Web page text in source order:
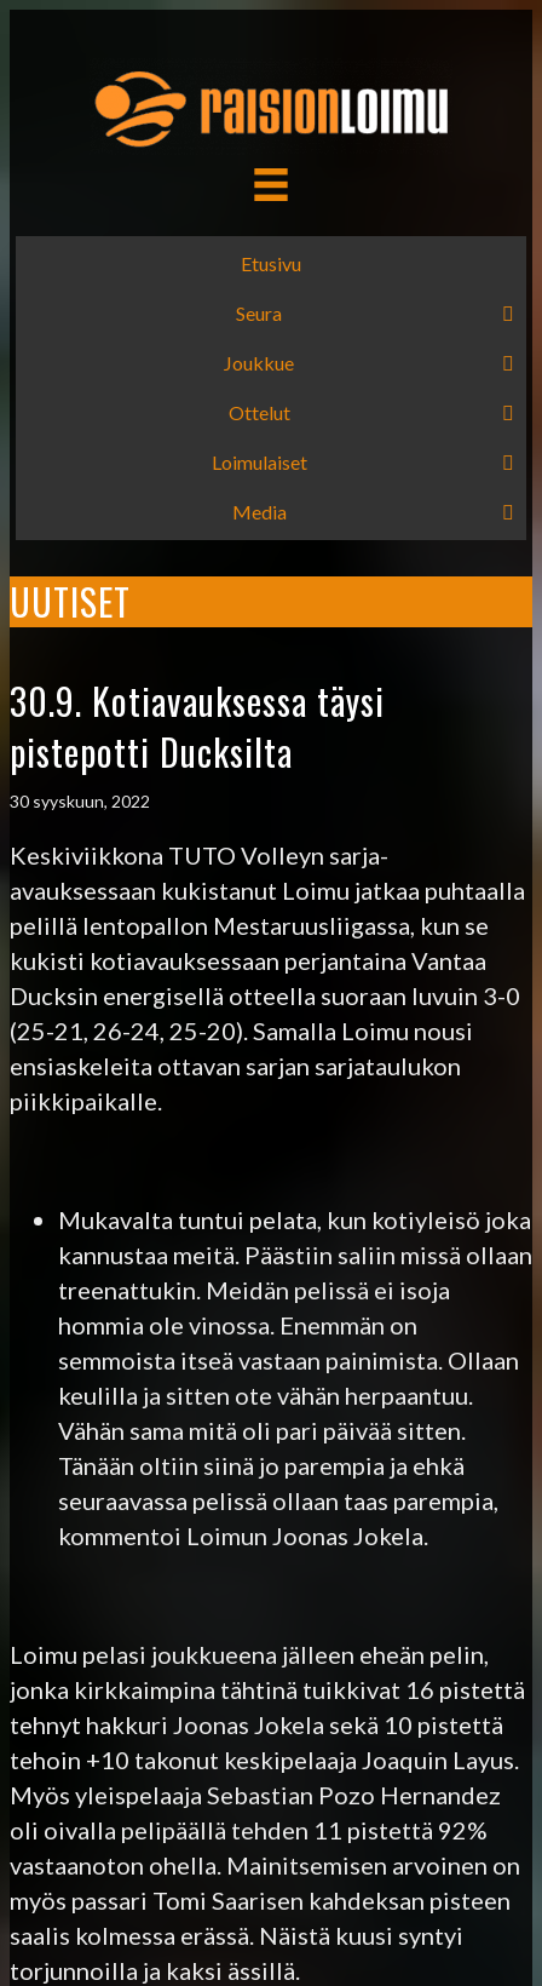
Etusivu
Seura
Joukkue
Ottelut
Loimulaiset
Media
UUTISET
30.9. Kotiavauksessa täysi
pistepotti Ducksilta
30 syyskuun, 2022
Keskiviikkona TUTO Volleyn sarja-
avauksessaan kukistanut Loimu jatkaa puhtaalla
pelillä lentopallon Mestaruusliigassa, kun se
kukisti kotiavauksessaan perjantaina Vantaa
Ducksin energisellä otteella suoraan luvuin 3-0
(25-21, 26-24, 25-20). Samalla Loimu nousi
ensiaskeleita ottavan sarjan sarjataulukon
piikkipaikalle.
Mukavalta tuntui pelata, kun kotiyleisö joka
kannustaa meitä. Päästiin saliin missä ollaan
treenattukin. Meidän pelissä ei isoja
hommia ole vinossa. Enemmän on
semmoista itseä vastaan painimista. Ollaan
keulilla ja sitten ote vähän herpaantuu.
Vähän sama mitä oli pari päivää sitten.
Tänään oltiin siinä jo parempia ja ehkä
seuraavassa pelissä ollaan taas parempia,
kommentoi Loimun Joonas Jokela.
Loimu pelasi joukkueena jälleen eheän pelin,
jonka kirkkaimpina tähtinä tuikkivat 16 pistettä
tehnyt hakkuri Joonas Jokela sekä 10 pistettä
tehoin +10 takonut keskipelaaja Joaquin Layus.
Myös yleispelaaja Sebastian Pozo Hernandez
oli oivalla pelipäällä tehden 11 pistettä 92%
vastaanoton ohella. Mainitsemisen arvoinen on
myös passari Tomi Saarisen kahdeksan pisteen
saalis kolmessa erässä. Näistä kuusi syntyi
torjunnoilla ja kaksi ässillä.